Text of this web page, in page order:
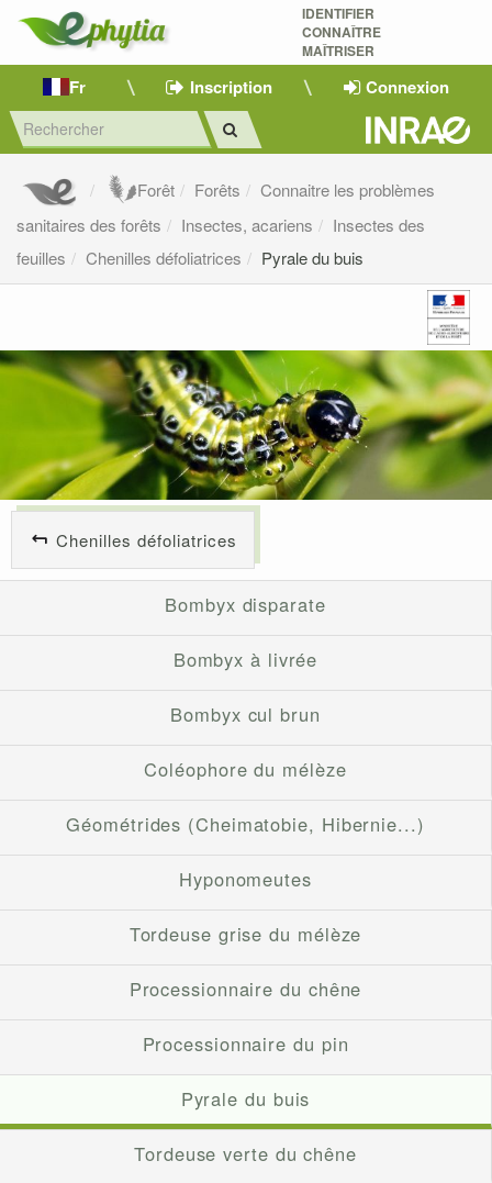
IDENTIFIER
CONNAÎTRE
MAÎTRISER
Fr Inscription Connexion
Forêt Forêts
Connaitre les problèmes
sanitaires des forêts
Insectes, acariens
Insectes des
feuilles
Chenilles défoliatrices Pyrale du buis
Chenilles défoliatrices
Bombyx disparate
Bombyx à livrée
Bombyx cul brun
Coléophore du mélèze
Géométrides (Cheimatobie, Hibernie...)
Hyponomeutes
Tordeuse grise du mélèze
Processionnaire du chêne
Processionnaire du pin
Pyrale du buis
Tordeuse verte du chêne